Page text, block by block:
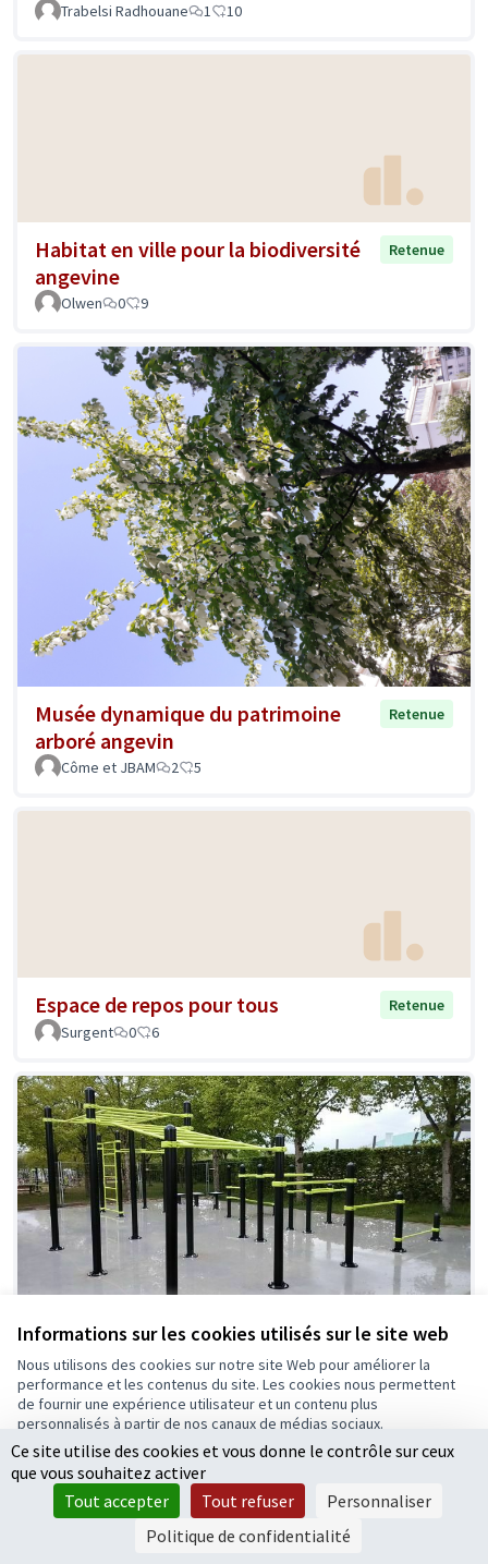
Informations sur les cookies utilisés sur le site web
Nous utilisons des cookies sur notre site Web pour améliorer la
performance et les contenus du site. Les cookies nous permettent
de fournir une expérience utilisateur et un contenu plus
personnalisés à partir de nos canaux de médias sociaux.
Tout accepter
Accepter seulement les cookies essentiels
Paramètres
Trabelsi Radhouane 1 10
Habitat en ville pour la biodiversité
angevine
Retenue
Olwen 0 9
Musée dynamique du patrimoine
arboré angevin
Retenue
Côme et JBAM 2 5
Espace de repos pour tous
Retenue
Surgent
0 6
Espace fitness lanière verte
Retenue
Trabelsi Radhouane
0 1
Ce site utilise des cookies et vous donne le contrôle sur ceux
que vous souhaitez activer
Tout accepter
Tout refuser
Personnaliser
Politique de confidentialité